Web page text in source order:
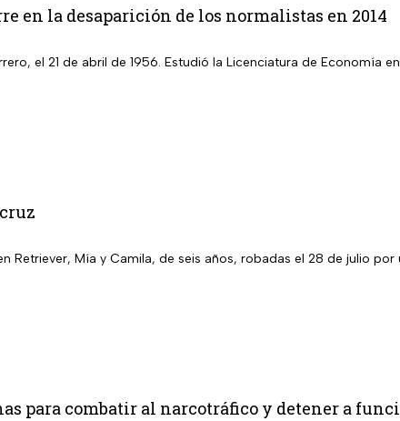
en la desaparición de los normalistas en 2014
el 21 de abril de 1956. Estudió la Licenciatura de Economía en
Retriever, Mía y Camila, de seis años, robadas el 28 de julio por
para combatir al narcotráfico y detener a